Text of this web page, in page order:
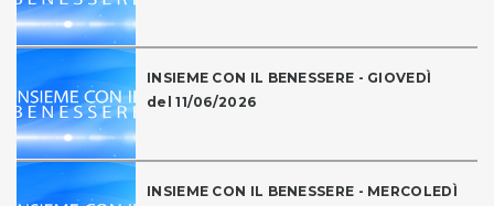
INSIEME CON IL BENESSERE - GIOVEDÌ
del 11/06/2026
INSIEME CON IL BENESSERE - MERCOLEDÌ